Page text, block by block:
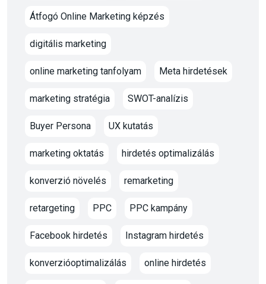
Átfogó Online Marketing képzés
digitális marketing
online marketing tanfolyam Meta hirdetések
marketing stratégia SWOT-analízis
Buyer Persona UX kutatás
marketing oktatás hirdetés optimalizálás
konverzió növelés remarketing
retargeting PPC PPC kampány
Facebook hirdetés Instagram hirdetés
konverzióoptimalizálás online hirdetés